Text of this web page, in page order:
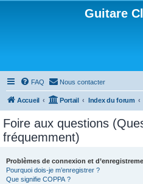
Guitare
FAQ Nous contacter
Accueil Portail Index du forum
Foire aux questions
fréquemment)
Problèmes de connexion et
Pourquoi dois-je m’enregistrer ?
Que signifie COPPA ?